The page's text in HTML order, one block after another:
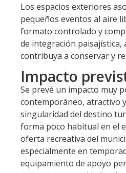
Los espacios exteriores
pequeños eventos al aire
formato controlado y
de integración paisajística,
contribuya a conservar y
Impacto
Se prevé un impacto muy
contemporáneo, atractivo
singularidad del destino
forma poco habitual en el
oferta recreativa del
especialmente en
equipamiento de apoyo